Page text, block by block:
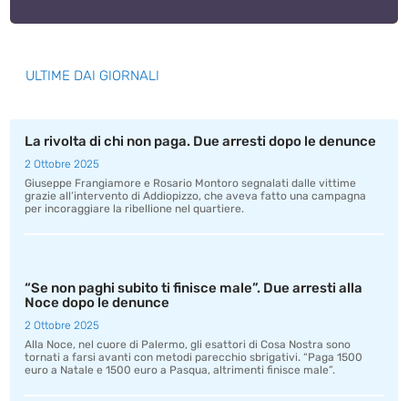
ULTIME DAI GIORNALI
La rivolta di chi non paga. Due arresti dopo le denunce
2 Ottobre 2025
Giuseppe Frangiamore e Rosario Montoro segnalati dalle vittime
grazie all’intervento di Addiopizzo, che aveva fatto una campagna
per incoraggiare la ribellione nel quartiere.
“Se non paghi subito ti finisce male”. Due arresti alla
Noce dopo le denunce
2 Ottobre 2025
Alla Noce, nel cuore di Palermo, gli esattori di Cosa Nostra sono
tornati a farsi avanti con metodi parecchio sbrigativi. “Paga 1500
euro a Natale e 1500 euro a Pasqua, altrimenti finisce male”.